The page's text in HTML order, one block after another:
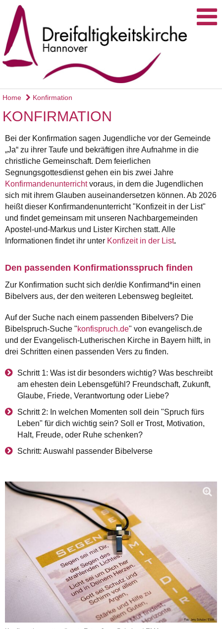
Home Konfirmation
KONFIRMATION
Bei der Konfirmation sagen Jugendliche vor der Gemeinde
„Ja“ zu ihrer Taufe und bekräftigen ihre Aufnahme in die
christliche Gemeinschaft. Dem feierlichen
Segnungsgottesdienst gehen ein bis zwei Jahre
Konfirmandenunterrichtvoraus, in dem die Jugendlichen
sich mit ihrem Glauben auseinandersetzen können. Ab 2026
heißt dieser Konfirmandenunterricht "Konfizeit in der List"
und findet gemeinsam mit unseren Nachbargemeinden
Apostel-und-Markus und Lister Kirchen statt. Alle
Informationen findet ihr unter Konfizeit in der List.
Den passenden Konfirmationsspruch finden
Zur Konfirmation sucht sich der/die Konfirmand*in einen
Bibelvers aus, der den weiteren Lebensweg begleitet.
Auf der Suche nach einem passenden Bibelvers? Die
Bibelspruch-Suche "konfispruch.de" von evangelisch.de
und der Evangelisch-Lutherischen Kirche in Bayern hilft, in
drei Schritten einen passenden Vers zu finden.
Schritt 1: Was ist dir besonders wichtig? Was beschreibt
am ehesten dein Lebensgefühl? Freundschaft, Zukunft,
Glaube, Friede, Verantwortung oder Liebe?
Schritt 2: In welchen Momenten soll dein "Spruch fürs
Leben" für dich wichtig sein? Soll er Trost, Motivation,
Halt, Freude, oder Ruhe schenken?
Schritt: Auswahl passender Bibelverse